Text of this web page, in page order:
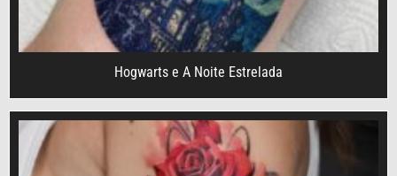
Hogwarts e A Noite Estrelada